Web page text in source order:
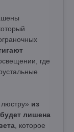
где
из
лишена
, которое